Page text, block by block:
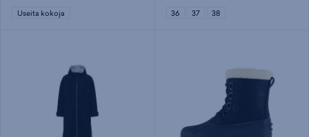
Useita kokoja 36 37 38